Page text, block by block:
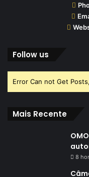
Follow us
Error Can not Get
Mais Recente
8